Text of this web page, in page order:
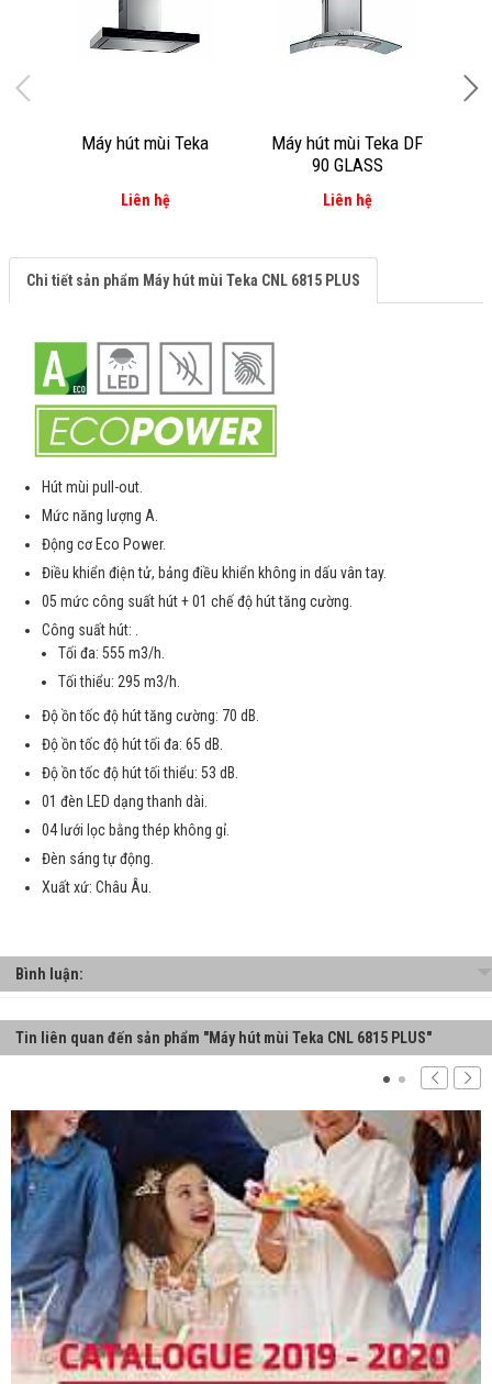
Máy hút mùi Teka
Liên hệ
Máy hút mùi Teka DF
90 GLASS
Liên hệ
Chi tiết sản phẩm Máy hút mùi Teka CNL 6815 PLUS
Hút mùi pull-out.
Mức năng lượng A.
Động cơ Eco Power.
Điều khiển điện tử, bảng điều khiển không in dấu vân tay.
05 mức công suất hút + 01 chế độ hút tăng cường.
Công suất hút: .
Tối đa: 555 m3/h.
Tối thiểu: 295 m3/h.
Độ ồn tốc độ hút tăng cường: 70 dB.
Độ ồn tốc độ hút tối đa: 65 dB.
Độ ồn tốc độ hút tối thiểu: 53 dB.
01 đèn LED dạng thanh dài.
04 lưới lọc bằng thép không gỉ.
Đèn sáng tự động.
Xuất xứ: Châu Âu.
Bình luận:
Tin liên quan đến sản phẩm "Máy hút mùi Teka CNL 6815 PLUS"